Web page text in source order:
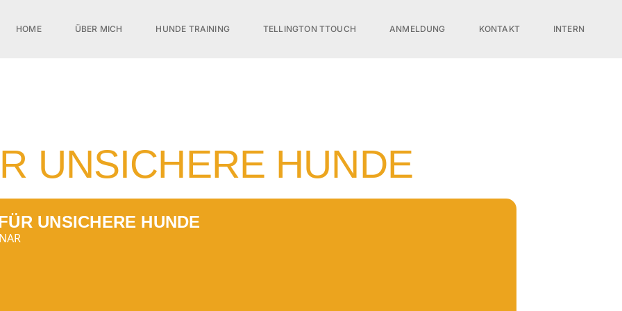
HOME ÜBER MICH HUNDE TRAINING TELLINGTON TTOUCH ANMELDUNG KONTAKT INTERN
UNSICHERE HUNDE
UNSICHERE HUNDE